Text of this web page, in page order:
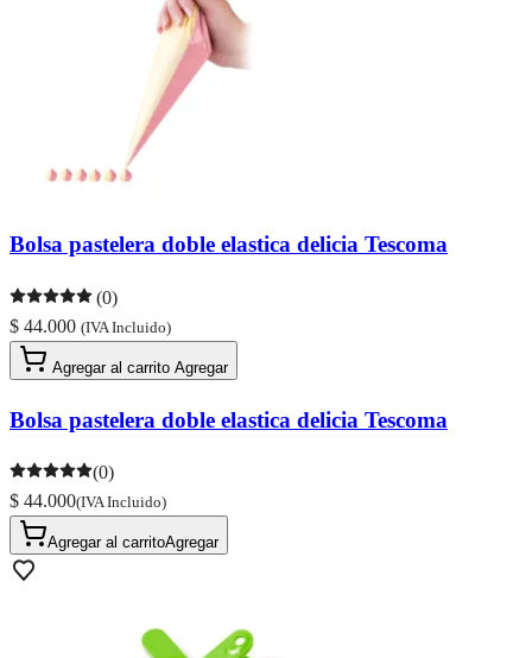
Bolsa pastelera doble elastica delicia Tescoma
(0)
$ 44.000 (IVA Incluido)
Agregar al carrito Agregar
Bolsa pastelera doble elastica delicia Tescoma
(0)
$ 44.000(IVA Incluido)
Agregar al carritoAgregar